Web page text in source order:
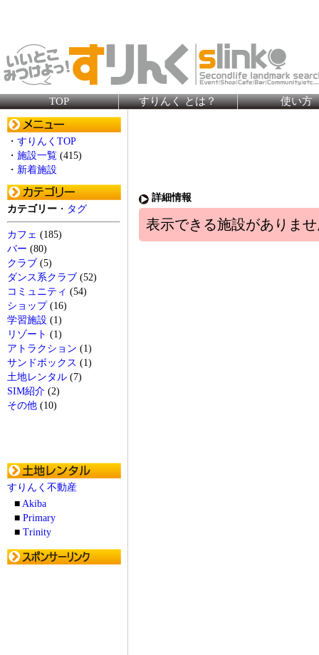
TOP すりんく とは？ 使い方
・ すりんくTOP
・ 施設一覧 (415)
・ 新着施設
カテゴリー ・ タグ
カフェ (185)
バー (80)
クラブ (5)
ダンス系クラブ (52)
コミュニティ (54)
ショップ(16)
学習施設 (1)
リゾート (1)
アトラクション (1)
サンドボックス (1)
土地レンタル (7)
SIM紹介 (2)
その他 (10)
すりんく不動産
■ Akiba
■ Primary
■ Trinity
詳細情報
表示できる施設がありま